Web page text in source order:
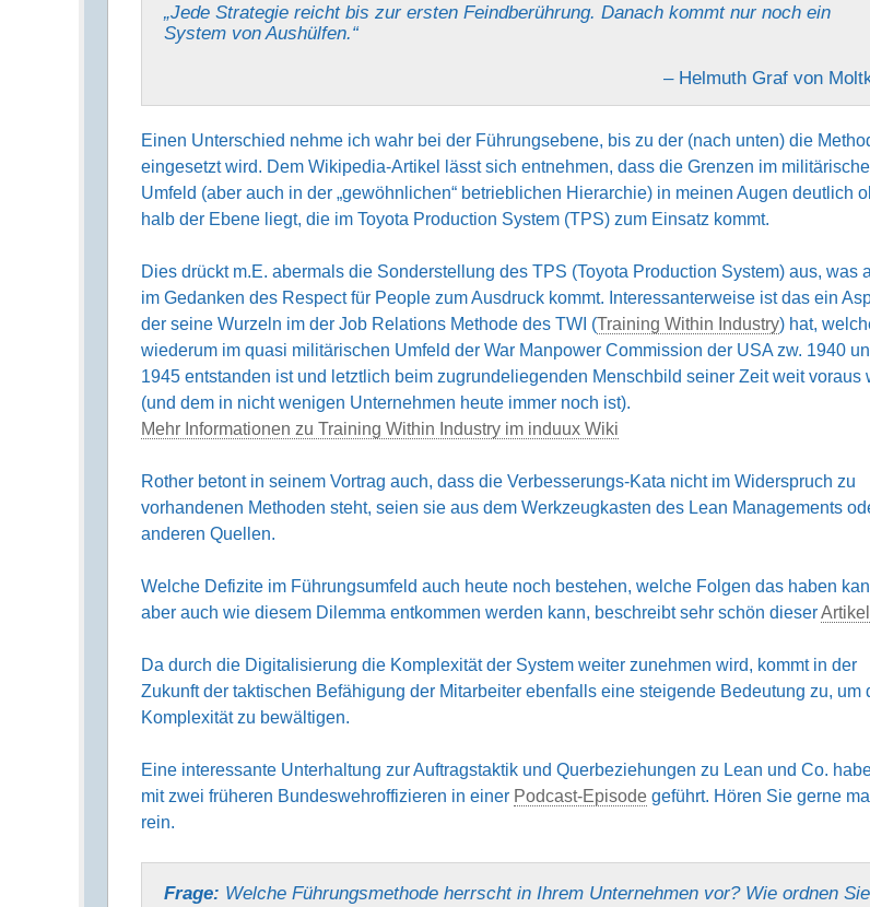
„Jede Strategie reicht bis zur ersten Feind­berührung. Danach kommt nur noch ein
System von Aushülfen.“
– Helmuth Graf von
Einen Unterschied nehme ich wahr bei der Führungs­ebene, bis zu der (nach unten) die
eingesetzt wird. Dem Wiki­pedia-Artikel lässt sich ent­nehmen, dass die Grenzen im
Umfeld (aber auch in der „gewöhn­lichen“ betrieb­lichen Hierar­chie) in meinen Augen deut­lich
halb der Ebene liegt, die im Toyota Production System (TPS) zum Einsatz kommt.
Dies drückt m.E. abermals die Sonder­stellung des TPS (Toyota Production System) aus, was
im Gedanken des Respect für People zum Ausdruck kommt. Interes­santer­weise ist das ein
der seine Wurzeln im der Job Relations Methode des TWI (Training Within Industry) hat,
wiede­rum im quasi militä­rischen Umfeld der War Manpower Commission der USA zw. 1940
1945 entstanden ist und letzt­lich beim zugrunde­liegenden Mensch­bild seiner Zeit weit voraus
(und dem in nicht wenigen Unter­nehmen heute immer noch ist).
Mehr Informationen zu Training Within Industry im induux Wiki
Rother betont in seinem Vortrag auch, dass die Verbesse­rungs-Kata nicht im Wider­spruch zu
vorhan­denen Methoden steht, seien sie aus dem Werkzeug­kasten des Lean Manage­ments
anderen Quellen.
Welche Defizite im Führungs­umfeld auch heute noch bestehen, welche Folgen das haben
aber auch wie diesem Dilemma entkommen werden kann, beschreibt sehr schön dieserArtikel
Da durch die Digitalisierung die Komple­xität der System weiter zunehmen wird, kommt in der
Zukunft der taktischen Befä­higung der Mitar­beiter eben­falls eine steigende Bedeu­tung zu, um
Komple­xität zu bewältigen.
Eine interessante Unterhaltung zur Auftragstaktik und Querbeziehungen zu Lean und Co.
mit zwei früheren Bundeswehroffizieren in einer Podcast-Episode geführt. Hören Sie gerne mal
rein.
Frage: Welche Führungs­methode herrscht in Ihrem Unter­nehmen vor? Wie ordnen Sie